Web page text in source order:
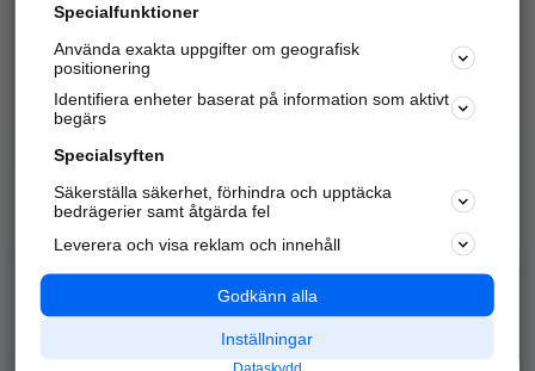
Kom igång och annonsera mot
samarbetspartners nära dig.
Alla kategorier
Populära sökningar
API & Kartor
Annonsera
Integritet
Nödnummer
Specialfunktioner
Använda exakta uppgifter om geografisk
positionering
Identifiera enheter baserat på information som aktivt
begärs
Specialsyften
Säkerställa säkerhet, förhindra och upptäcka
bedrägerier samt åtgärda fel
Leverera och visa reklam och innehåll
Godkänn alla
Inställningar
Dataskydd